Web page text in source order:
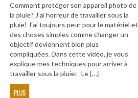
Comment protéger son appareil photo de
la pluie? J’ai horreur de travailler sous la
pluie! J’ai toujours peur pour le matériel et
des choses simples comme changer un
objectif deviennent bien plus
compliquées. Dans cette vidéo, je vous
explique mes techniques pour arriver à
travailler sous la pluie: Le […]
PLUS